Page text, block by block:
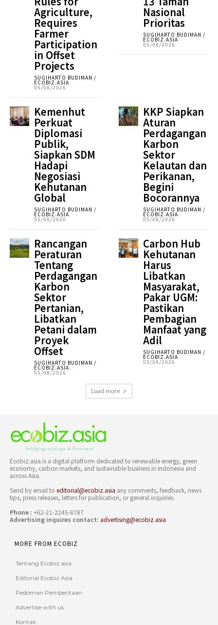
Agriculture,
Requires
Farmer
Participation
in Offset
Projects
SUGIHARTO BUDIMAN /
ECOBIZ.ASIA -
05/08/2026
Nasional
Prioritas
SUGIHARTO BUDIMAN /
ECOBIZ.ASIA -
05/08/2026
Kemenhut
Perkuat
Diplomasi
Publik,
Siapkan SDM
Hadapi
Negosiasi
Kehutanan
Global
SUGIHARTO BUDIMAN /
ECOBIZ.ASIA -
05/08/2026
KKP Siapkan
Aturan
Perdagangan
Karbon
Sektor
Kelautan dan
Perikanan,
Begini
Bocorannya
SUGIHARTO BUDIMAN /
ECOBIZ.ASIA -
05/08/2026
Rancangan
Peraturan
Tentang
Perdagangan
Karbon
Sektor
Pertanian,
Libatkan
Petani dalam
Proyek
Offset
SUGIHARTO BUDIMAN /
ECOBIZ.ASIA -
05/08/2026
Carbon Hub
Kehutanan
Harus
Libatkan
Masyarakat,
Pakar UGM:
Pastikan
Pembagian
Manfaat yang
Adil
SUGIHARTO BUDIMAN /
ECOBIZ.ASIA -
05/08/2026
Load more
Ecobiz.asia is a digital platform dedicated to renewable energy, green
economy, carbon markets, and sustainable business in Indonesia and
across Asia.
Send by email to editorial@ecobiz.asia any comments, feedback, news
tips, press releases, letters for publication, or general inquiries.
Phone : +62-21-2245-8787
Advertising inquires contact: advertising@ecobiz.asia
MORE FROM ECOBIZ
Tentang Ecobiz.asia
Editorial Ecobiz Asia
Pedoman Pemberitaan
Advertise with us
Kontak